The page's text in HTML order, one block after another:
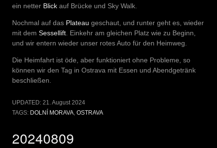
ein netter Blick auf Brücke und Sky Walk.
Nochmal auf das Plateau geschaut, und runter geht es, wieder
mit dem Sessellift . Einkehr am gleichen Platz wie zu Beginn,
und wir entern wieder unser rotes Auto für den Heimweg.
Die Heimfahrt ist öde, aber funktioniert ohne Probleme, so
können wir den Tag in Ostrava mit Essen und Abendgetränk
beschließen.
UPDATED: 21. August 2024
TAGS: DOLNÍ MORAVA OSTRAVA
20240809